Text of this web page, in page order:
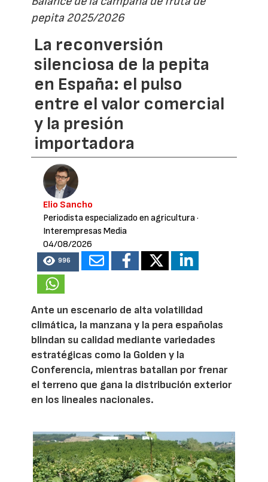
pepita 2025/2026
La reconversión
silenciosa de la pepita
en España: el pulso
entre el valor comercial
y la presión
importadora
Elio Sancho
Periodista especializado en agricultura·
Interempresas Media
04/08/2026
996
Ante un escenario de alta volatilidad
climática, la manzana y la pera españolas
blindan su calidad mediante variedades
estratégicas como la Golden y la
Conferencia, mientras batallan por frenar
el terreno que gana la distribución exterior
en los lineales nacionales.